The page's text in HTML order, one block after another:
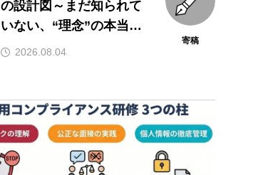
の設計図～まだ知られて
いない、“理念”の本当の
価値とチカラ～
寄稿
2026.08.04